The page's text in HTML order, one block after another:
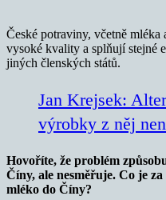
České potraviny, včetně
vysoké kvality a splňují stejné
jiných členských států.
Jan Krejsek:
výrobky z něj
Hovoříte, že problém
Číny, ale nesměřuje. Co je
mléko do Číny?